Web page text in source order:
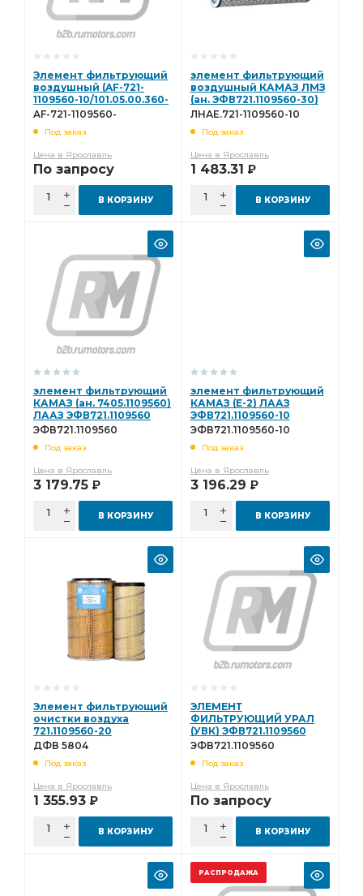
Элемент фильтрующий
воздушный (AF-721-
1109560-10/101.05.00.360-
E) МД (Эксперт)
1109560-10/101.05.00.360-
AF-721-1109560-
Под заказ
Цена в Ярославль
По запросу
В КОРЗИНУ
элемент фильтрующий
воздушный КАМАЗ ЛМЗ
(ан. ЭФВ721.1109560-30)
ЛНАЕ.721-1109560-10
ЛНАЕ.721-1109560-10
Под заказ
Цена в Ярославль
1 483.31 Р
В КОРЗИНУ
элемент фильтрующий
КАМАЗ (ан. 7405.1109560)
ЛААЗ ЭФВ721.1109560
ЭФВ721.1109560
Под заказ
Цена в Ярославль
3 179.75 Р
В КОРЗИНУ
элемент фильтрующий
КАМАЗ (Е-2) ЛААЗ
ЭФВ721.1109560-10
ЭФВ721.1109560-10
Под заказ
Цена в Ярославль
3 196.29 Р
В КОРЗИНУ
Элемент фильтрующий
очистки воздуха
721.1109560-20
(комплект) ДФВ 5804
ДФВ 5804
Под заказ
Цена в Ярославль
1 355.93 Р
В КОРЗИНУ
ЭЛЕМЕНТ
ФИЛЬТРУЮЩИЙ УРАЛ
(УВК) ЭФВ721.1109560
ЭФВ721.1109560
Под заказ
Цена в Ярославль
По запросу
В КОРЗИНУ
РАСПРОДАЖА